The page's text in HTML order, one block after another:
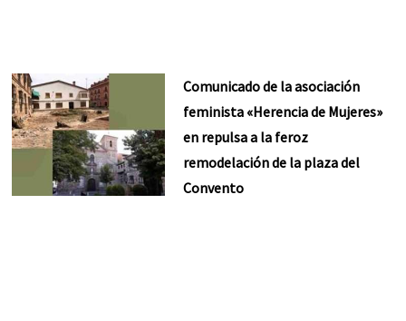
Comunicado de la asociación
feminista «Herencia de Mujeres»
en repulsa a la feroz
remodelación de la plaza del
Convento